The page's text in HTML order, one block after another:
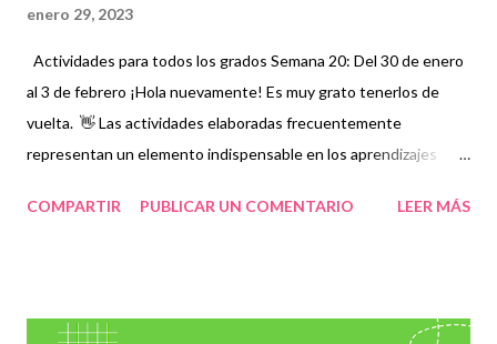
enero 29, 2023
Actividades para todos los grados Semana 20: Del 30 de enero
al 3 de febrero ¡Hola nuevamente! Es muy grato tenerlos de
vuelta. 👋 Las actividades elaboradas frecuentemente
representan un elemento indispensable en los aprendizajes
complejos que no terminan de entender en su totalidad, por ello
COMPARTIR PUBLICAR UN COMENTARIO LEER MÁS